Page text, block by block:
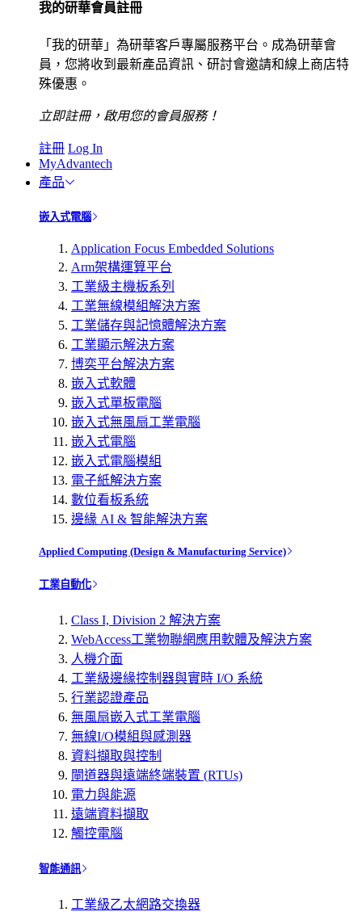
我的研華會員註冊
「我的研華」為研華客戶專屬服務平台。成為研華會
員，您將收到最新產品資訊、研討會邀請和線上商店特
殊優惠。
立即註冊，啟用您的會員服務！
註冊 Log In
MyAdvantech
產品
嵌入式電腦
Application Focus Embedded Solutions
Arm架構運算平台
工業級主機板系列
工業無線模組解決方案
工業儲存與記憶體解決方案
工業顯示解決方案
博奕平台解決方案
嵌入式軟體
嵌入式單板電腦
嵌入式無風扇工業電腦
嵌入式電腦
嵌入式電腦模組
電子紙解決方案
數位看板系統
邊緣 AI & 智能解決方案
Applied Computing (Design & Manufacturing Service)
工業自動化
Class I, Division 2 解決方案
WebAccess工業物聯網應用軟體及解決方案
人機介面
工業級邊緣控制器與實時 I/O 系統
行業認證產品
無風扇嵌入式工業電腦
無線I/O模組與感測器
資料擷取與控制
閘道器與遠端終端裝置 (RTUs)
電力與能源
遠端資料擷取
觸控電腦
智能通訊
工業級乙太網路交換器